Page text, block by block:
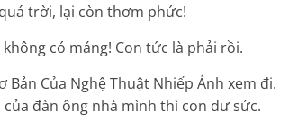
trời, lại còn thơm phức!
có máng! Con tức là phải rồi.
Của Nghệ Thuật Nhiếp Ảnh xem đi.
đàn ông nhà mình thì con dư sức.